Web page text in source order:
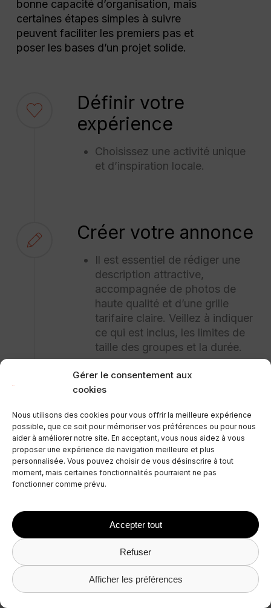
Gérer le consentement aux
cookies
Nous utilisons des cookies pour vous offrir la meilleure expérience
possible, que ce soit pour mémoriser vos préférences ou pour nous
aider à améliorer notre site. En acceptant, vous nous aidez à vous
proposer une expérience de navigation meilleure et plus
personnalisée. Vous pouvez choisir de vous désinscrire à tout
moment, mais certaines fonctionnalités pourraient ne pas
fonctionner comme prévu.
Accepter tout
Refuser
Afficher les préférences
bonne capacité d’organisation, mais
certaines étapes simples à suivre
peuvent faciliter les premiers pas et
poser les bases d’un projet solide.
Définir votre
expérience
Choisissez une activité unique
et d’inspiration locale.
Créer votre annonce
Il est essentiel de rédiger une
description attractive,
accompagnée de photos de
haute qualité et d’une grille
tarifaire claire. Veillez à indiquer
ce qui est inclus, les limites de
taille des groupes et la durée.
Obtenir une
approbation
Airbnb examine et vérifie toutes
les nouvelles annonces
d’expériences afin de garantir
prendre quelques jours.
Optimiser votre